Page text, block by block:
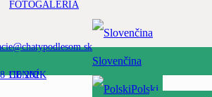
110 202
Slovenčina
Polski
FOTOGALÉRIA
CENNÍK